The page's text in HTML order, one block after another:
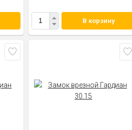
В корзину